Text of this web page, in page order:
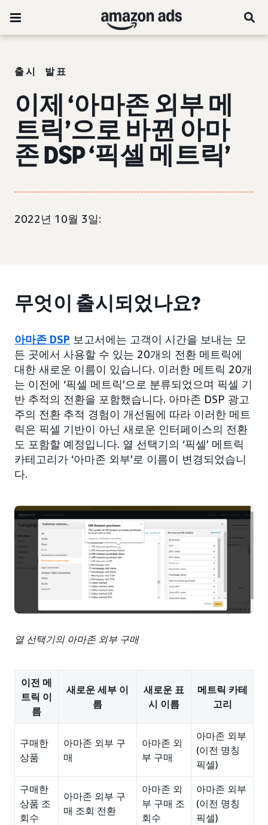
출시 발표
이제 ‘아마존 외부 메
트릭’으로 바뀐 아마
존 DSP ‘픽셀 메트릭’
2022년 10월 3일:
무엇이 출시되었나요?
아마존 DSP 보고서에는 고객이 시간을 보내는 모
든 곳에서 사용할 수 있는 20개의 전환 메트릭에
대한 새로운 이름이 있습니다. 이러한 메트릭 20개
는 이전에 ‘픽셀 메트릭’으로 분류되었으며 픽셀 기
반 추적의 전환을 포함했습니다. 아마존 DSP 광고
주의 전환 추적 경험이 개선됨에 따라 이러한 메트
릭은 픽셀 기반이 아닌 새로운 인터페이스의 전환
도 포함할 예정입니다. 열 선택기의 ‘픽셀’ 메트릭
카테고리가 ‘아마존 외부’로 이름이 변경되었습니
다.
열 선택기의 아마존 외부 구매
이전 메
트릭 이
름
새로운 세부 이
름
새로운 표
시 이름
메트릭 카테
고리
구매한
상품
아마존 외부 구
매
아마존 외
부 구매
아마존 외부
(이전 명칭
픽셀)
구매한
상품 조
회수
아마존 외부 구
매 조회 전환
아마존 외
부 구매 조
회수
아마존 외부
(이전 명칭
픽셀)